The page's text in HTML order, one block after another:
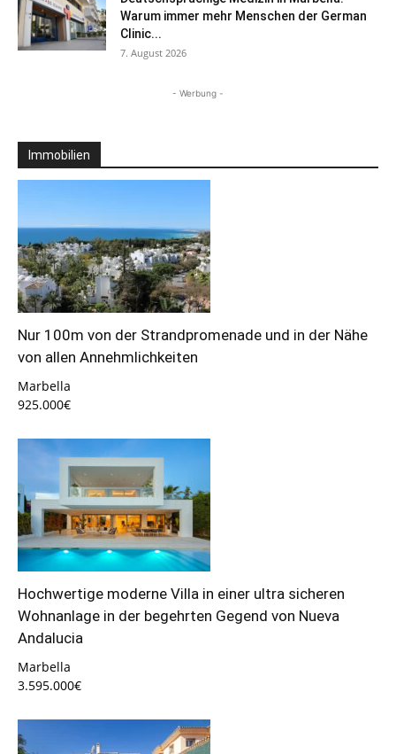
Warum immer mehr Menschen der German
Clinic...
7. August 2026
- Werbung -
Immobilien
Nur 100m von der Strandpromenade und in der Nähe
von allen Annehmlichkeiten
Marbella
925.000€
Hochwertige moderne Villa in einer ultra sicheren
Wohnanlage in der begehrten Gegend von Nueva
Andalucia
Marbella
3.595.000€